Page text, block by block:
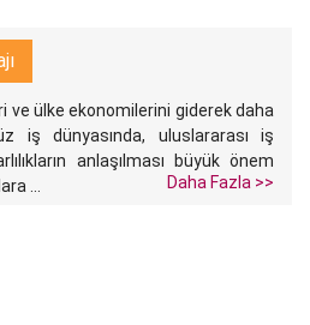
ve ülke ekonomilerini giderek daha
iş dünyasında, uluslararası iş
anlaşılması büyük önem
...
Daha Fazla >>